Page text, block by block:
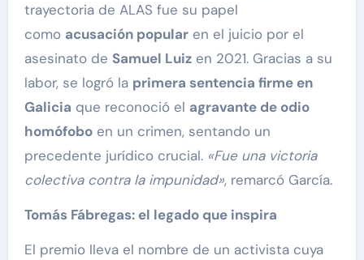
trayectoria de ALAS fue su papel
como acusación popularen el juicio por el
asesinato de Samuel Luizen 2021. Gracias a su
labor, se logró la primera sentencia firme en
Galicia que reconoció el agravante de odio
homófoboen un crimen, sentando un
precedente jurídico crucial. «Fue una victoria
colectiva contra la impunidad», remarcó García.
Tomás Fábregas: el legado que inspira
El premio lleva el nombre de un activista cuya